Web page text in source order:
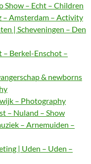
Show – Echt – Children
– Amsterdam – Activity
| Scheveningen – Den
– Berkel-Enschot –
& newborns
– Photography
– Nuland – Show
– Arnemuiden –
| Uden – Uden –